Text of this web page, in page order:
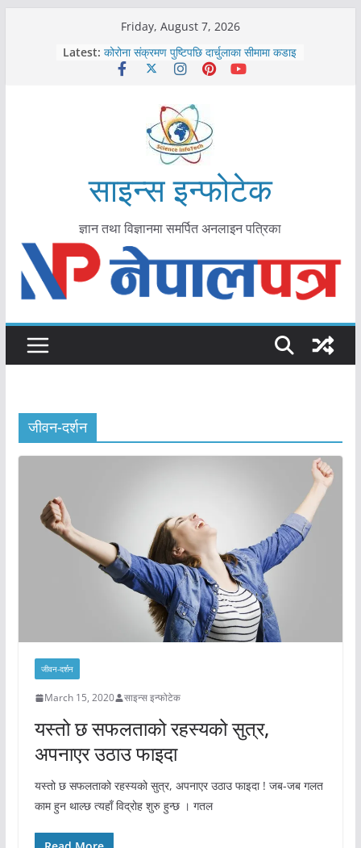
Friday, August 7, 2026
Latest: कोरोना संक्रमण पुष्टिपछि दार्चुलाका सीमामा कडाइ
विराटनगर महानगरद्वारा पूर्ण खोप सुनिश्चित घोषणा
मकवानपुरमा खोरेत रोग विरुद्धको खोप लगाउन
आयुर्वेद चिकित्सा प्रणालीको भूमिका महत्वपूर्ण छ :
मुख्यमन्त्री शाह
काभ्रेपलाञ्चोकमा आयुर्वेद स्वास्थ्योपचारतर्फ
आकर्षण बढ्दै
साइन्स इन्फोटेक
ज्ञान तथा विज्ञानमा समर्पित अनलाइन पत्रिका
जीवन-दर्शन
जीवन-दर्शन
March 15, 2020 साइन्स इन्फोटेक
यस्तो छ सफलताको रहस्यको सुत्र,
अपनाएर उठाउ फाइदा
यस्तो छ सफलताको रहस्यको सुत्र, अपनाएर उठाउ फाइदा ! जब-जब गलत
काम हुन थाल्छ त्यहाँ विद्रोह शुरु हुन्छ । गतल